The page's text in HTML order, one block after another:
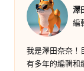
澤
編
我是澤田奈奈！
有多年的編輯和